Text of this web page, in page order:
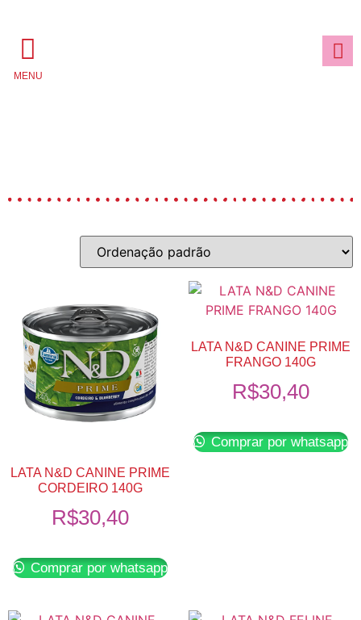
MENU
LATA N&D CANINE PRIME
CORDEIRO 140G
R$30,40
Comprar por whatsapp
LATA N&D CANINE PRIME
FRANGO 140G
R$30,40
Comprar por whatsapp